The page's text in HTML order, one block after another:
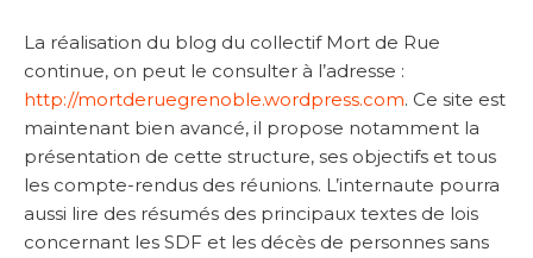
La réalisation du blog du collectif Mort de Rue
continue, on peut le consulter à l’adresse :
http://mortderuegrenoble.wordpress.com. Ce site est
maintenant bien avancé, il propose notamment la
présentation de cette structure, ses objectifs et tous
les compte-rendus des réunions. L’internaute pourra
aussi lire des résumés des principaux textes de lois
concernant les SDF et les décès de personnes sans